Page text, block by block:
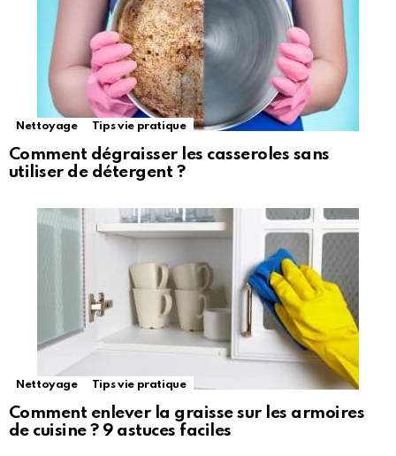
Nettoyage Tips vie pratique
Comment dégraisser les casseroles sans
utiliser de détergent ?
Nettoyage Tips vie pratique
Comment enlever la graisse sur les armoires
de cuisine ? 9 astuces faciles